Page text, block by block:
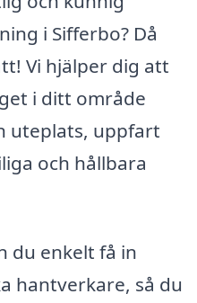
i Sifferbo? Då
Vi hjälper dig att
i ditt område
uteplats, uppfart
och hållbara
du enkelt få in
hantverkare, så du